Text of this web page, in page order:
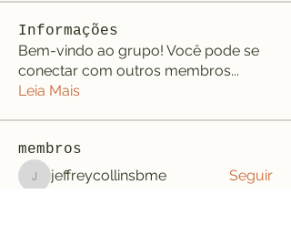
Informações
Bem-vindo ao grupo! Você pode se
conectar com outros membros...
Leia Mais
membros
jeffreycollinsbme
jeffreycollinsbme
Seguir